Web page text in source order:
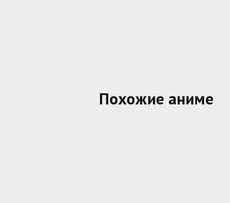
Похожие аниме